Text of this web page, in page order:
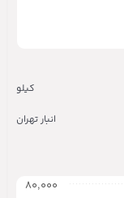
کیلو
انبار تهران
۸۰,۰۰۰